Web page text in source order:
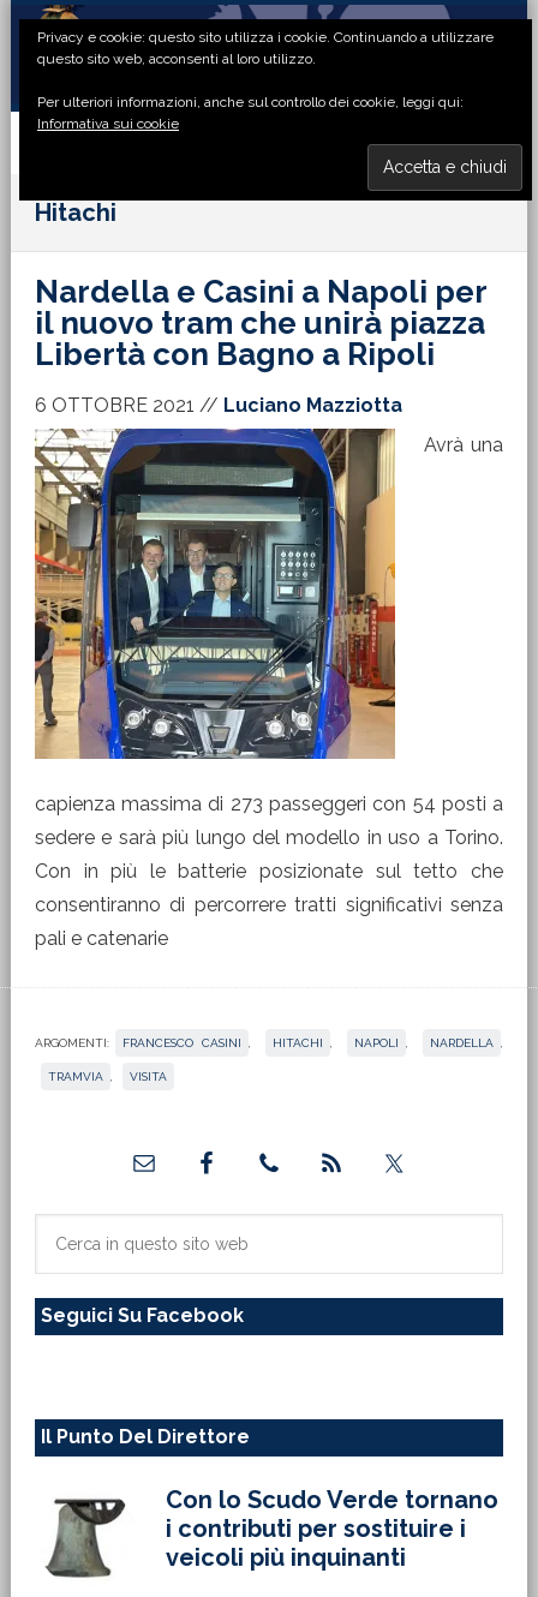
Passa
primaria
Passa
principale
Passa
laterale
Passa
di
Hitachi
Nardella e Casini a Napoli per
il nuovo tram che unirà piazza
Libertà con Bagno a Ripoli
6 OTTOBRE 2021 // Luciano Mazziotta
Avrà una
capienza massima di 273 passeggeri con 54 posti a
sedere e sarà più lungo del modello in uso a Torino.
Con in più le batterie posizionate sul tetto che
consentiranno di percorrere tratti significativi senza
pali e catenarie
ARGOMENTI: FRANCESCO CASINI HITACHI NAPOLI NARDELLA
TRAMVIA VISITA
primaria
sito
Seguici Su Facebook
Il Punto Del Direttore
Con lo Scudo Verde tornano
i contributi per sostituire i
veicoli più inquinanti
Privacy e cookie: questo sito utilizza i cookie. Continuando a utilizzare
questo sito web, acconsenti al loro utilizzo.
Per ulteriori informazioni, anche sul controllo dei cookie, leggi qui:
Informativa sui cookie